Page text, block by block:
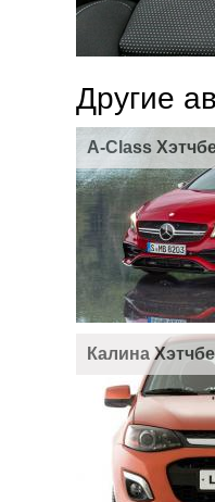
Другие
A-Class
Калина